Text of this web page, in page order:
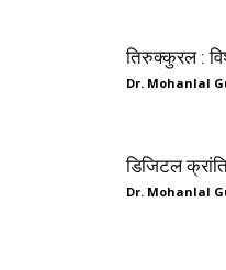
तिरुक्कुरल :
Dr. Mohanlal
डिजिटल
Dr. Mohanlal